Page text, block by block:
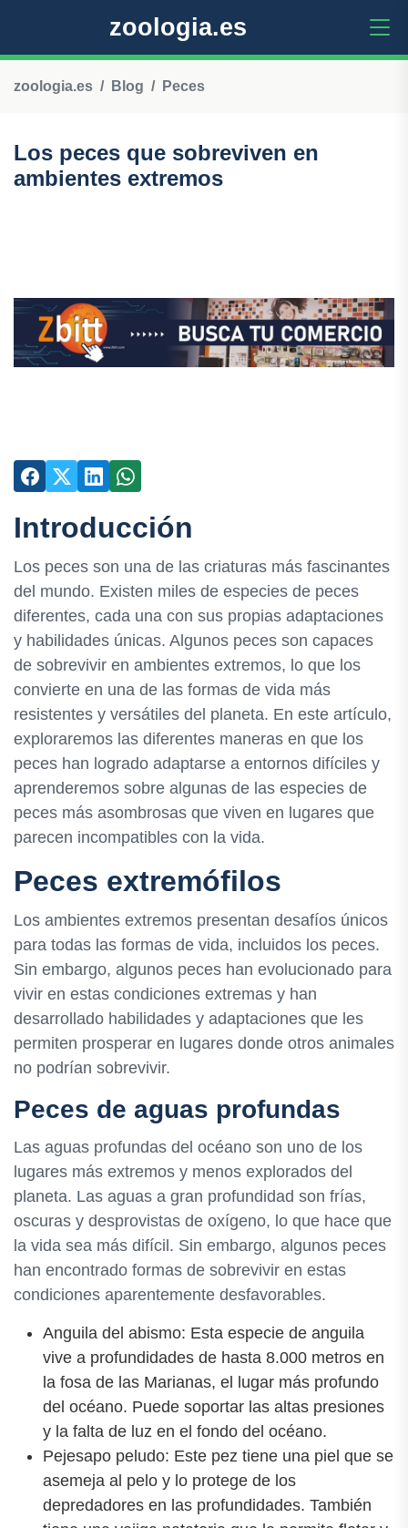
zoologia.es
zoologia.es Blog Peces
Los peces que sobreviven en
ambientes extremos
Introducción
Los peces son una de las criaturas más fascinantes
del mundo. Existen miles de especies de peces
diferentes, cada una con sus propias adaptaciones
y habilidades únicas. Algunos peces son capaces
de sobrevivir en ambientes extremos, lo que los
convierte en una de las formas de vida más
resistentes y versátiles del planeta. En este artículo,
exploraremos las diferentes maneras en que los
peces han logrado adaptarse a entornos difíciles y
aprenderemos sobre algunas de las especies de
peces más asombrosas que viven en lugares que
parecen incompatibles con la vida.
Peces extremófilos
Los ambientes extremos presentan desafíos únicos
para todas las formas de vida, incluidos los peces.
Sin embargo, algunos peces han evolucionado para
vivir en estas condiciones extremas y han
desarrollado habilidades y adaptaciones que les
permiten prosperar en lugares donde otros animales
no podrían sobrevivir.
Peces de aguas profundas
Las aguas profundas del océano son uno de los
lugares más extremos y menos explorados del
planeta. Las aguas a gran profundidad son frías,
oscuras y desprovistas de oxígeno, lo que hace que
la vida sea más difícil. Sin embargo, algunos peces
han encontrado formas de sobrevivir en estas
condiciones aparentemente desfavorables.
Anguila del abismo: Esta especie de anguila
vive a profundidades de hasta 8.000 metros en
la fosa de las Marianas, el lugar más profundo
del océano. Puede soportar las altas presiones
y la falta de luz en el fondo del océano.
Pejesapo peludo: Este pez tiene una piel que se
asemeja al pelo y lo protege de los
depredadores en las profundidades. También